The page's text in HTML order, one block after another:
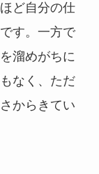
ど自分の仕
す。一方で
溜めがちに
なく、ただ
からきてい